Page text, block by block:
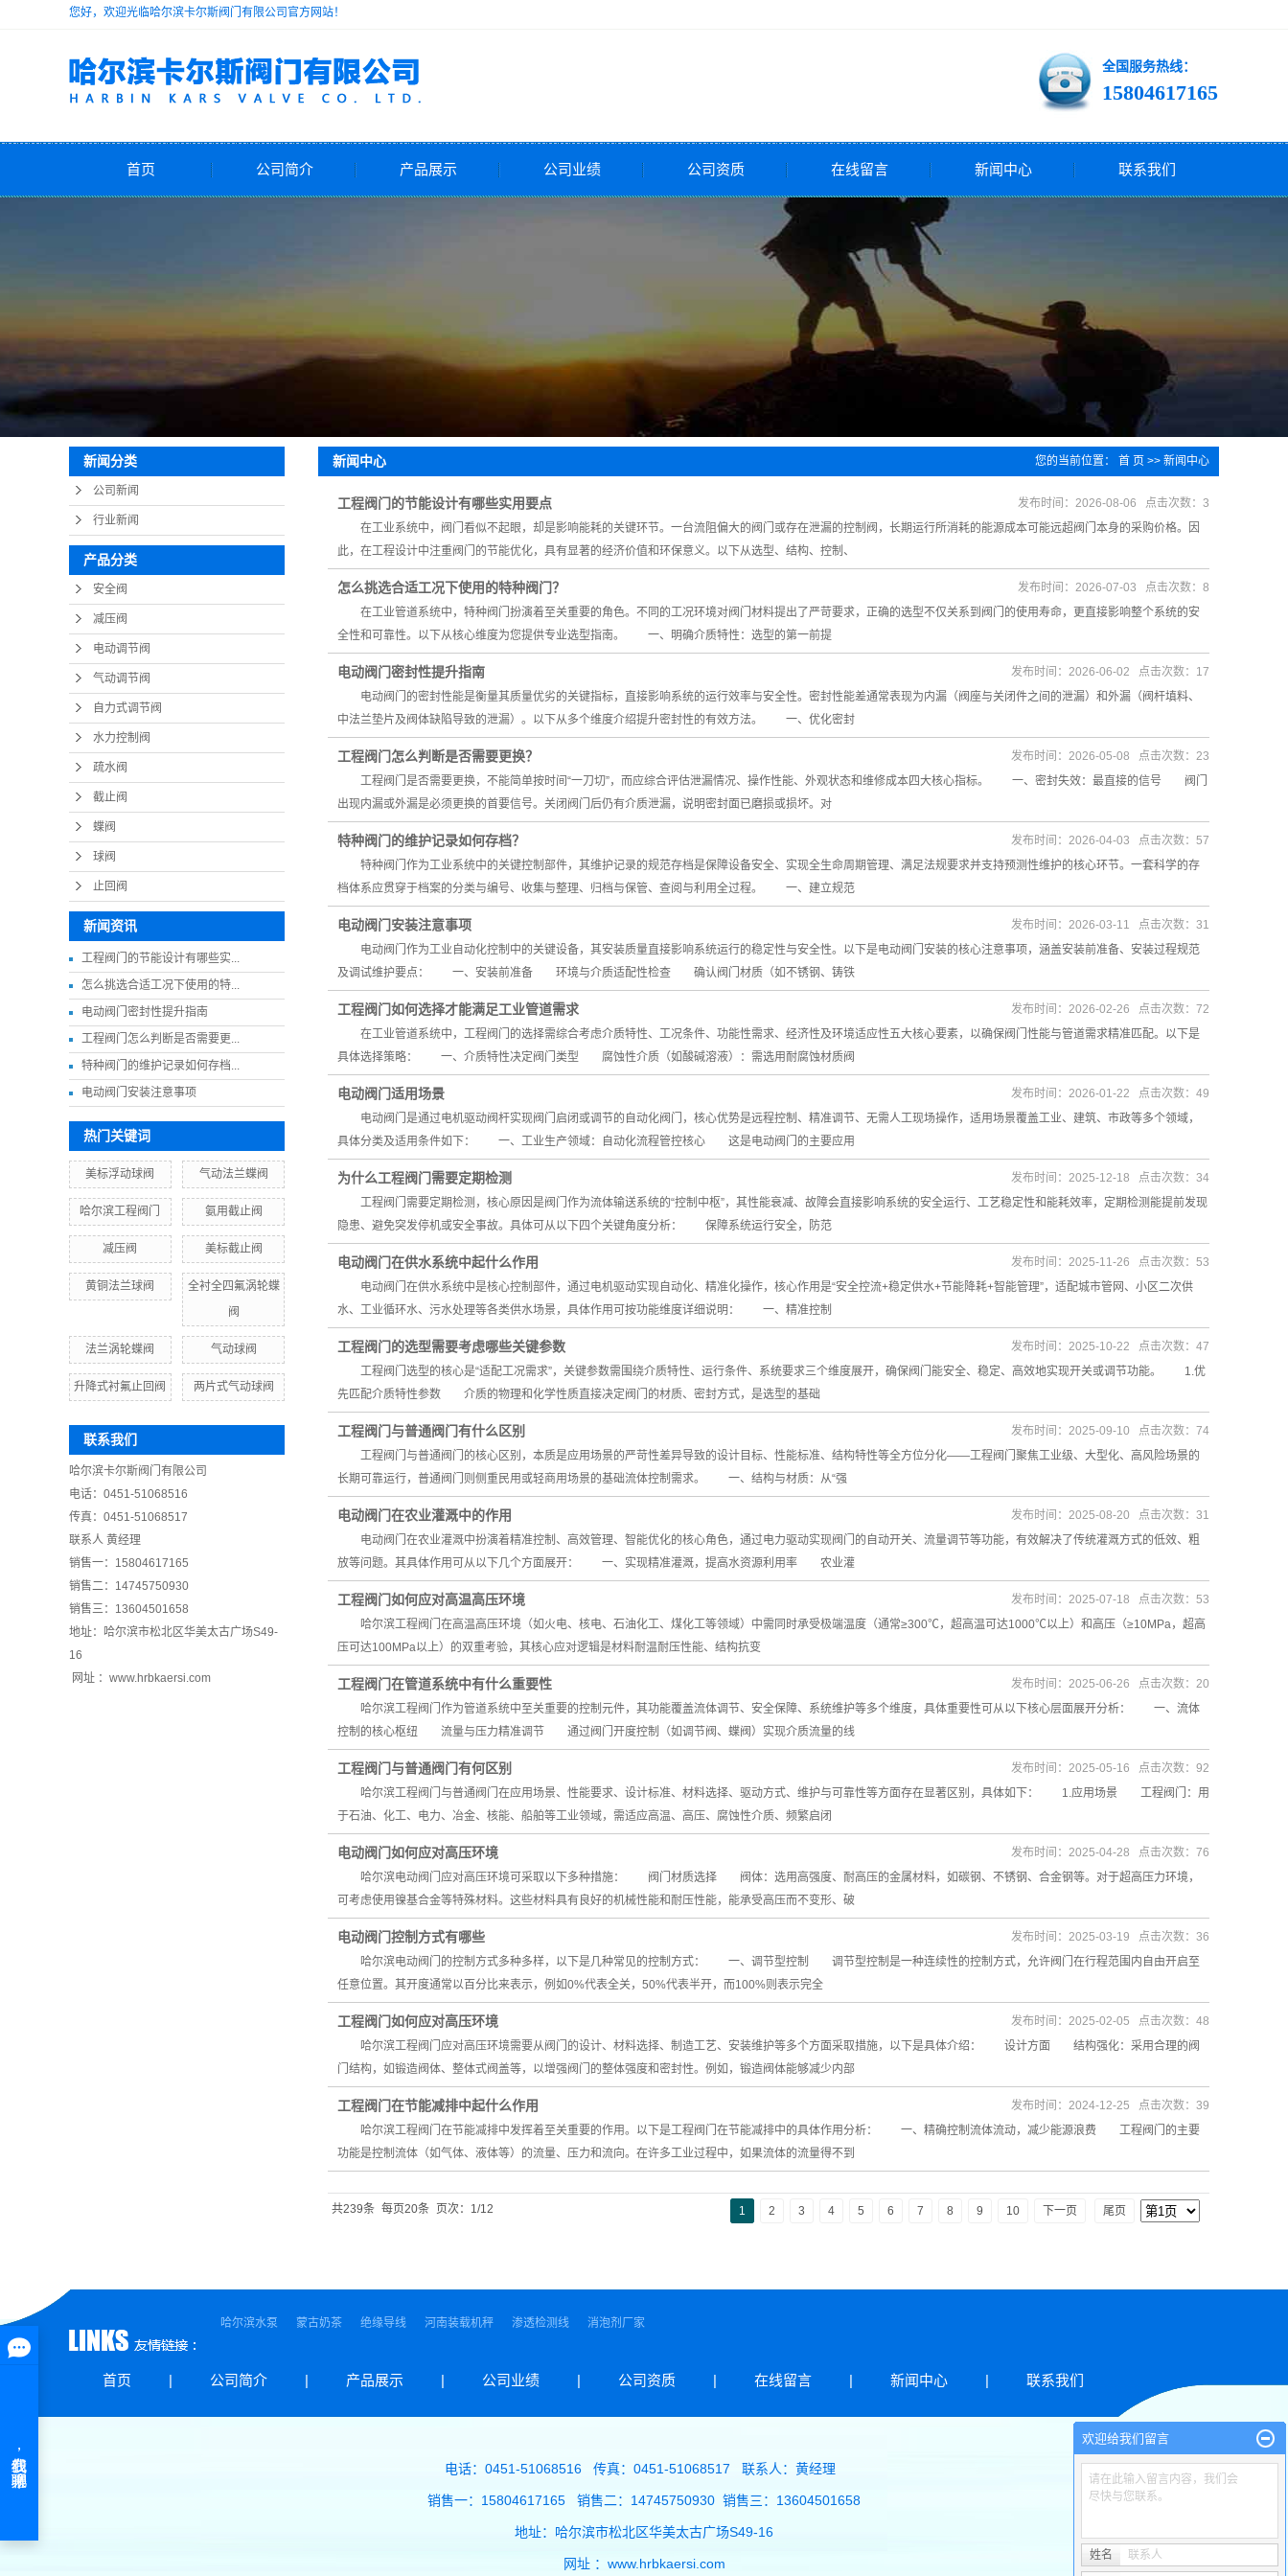
您好，欢迎光临哈尔滨卡尔斯阀门有限公司官方网站！
全国服务热线：
15804617165
首页 公司简介 产品展示
自力式调节阀
疏水阀
蝶阀
球阀
止回阀
公司业绩 公司资质 在线留言 新闻中心 联系我们
新闻分类
公司新闻
行业新闻
产品分类
安全阀
减压阀
电动调节阀
气动调节阀
自力式调节阀
水力控制阀
疏水阀
截止阀
蝶阀
球阀
止回阀
新闻资讯
工程阀门的节能设计有哪些实...
怎么挑选合适工况下使用的特...
电动阀门密封性提升指南
工程阀门怎么判断是否需要更...
特种阀门的维护记录如何存档...
电动阀门安装注意事项
热门关键词
美标浮动球阀 气动法兰蝶阀
哈尔滨工程阀门 氨用截止阀
减压阀 美标截止阀
黄铜法兰球阀
全衬全四氟涡轮蝶
阀
法兰涡轮蝶阀 气动球阀
升降式衬氟止回阀 两片式气动球阀
联系我们
哈尔滨卡尔斯阀门有限公司
电话：0451-51068516
传真：0451-51068517
联系人 黄经理
销售一：15804617165
销售二：14745750930
销售三：13604501658
地址：哈尔滨市松北区华美太古广场S49-
16
网址 ：www.hrbkaersi.com
新闻中心 您的当前位置： 首 页 >> 新闻中心
工程阀门的节能设计有哪些实用要点
在工业系统中，阀门看似不起眼，却是影响能耗的关键环节。一台流阻偏大的阀门或存在泄漏的控制阀，长期运行所消耗的能源成本可能远超阀门本身的采购价格。因
此，在工程设计中注重阀门的节能优化，具有显著的经济价值和环保意义。以下从选型、结构、控制、
发布时间：2026-08-06 点击次数：3
怎么挑选合适工况下使用的特种阀门？
在工业管道系统中，特种阀门扮演着至关重要的角色。不同的工况环境对阀门材料提出了严苛要求，正确的选型不仅关系到阀门的使用寿命，更直接影响整个系统的安
全性和可靠性。以下从核心维度为您提供专业选型指南。 一、明确介质特性：选型的第一前提
发布时间：2026-07-03 点击次数：8
电动阀门密封性提升指南
电动阀门的密封性能是衡量其质量优劣的关键指标，直接影响系统的运行效率与安全性。密封性能差通常表现为内漏（阀座与关闭件之间的泄漏）和外漏（阀杆填料、
中法兰垫片及阀体缺陷导致的泄漏）。以下从多个维度介绍提升密封性的有效方法。 一、优化密封
发布时间：2026-06-02 点击次数：17
工程阀门怎么判断是否需要更换？
工程阀门是否需要更换，不能简单按时间“一刀切”，而应综合评估泄漏情况、操作性能、外观状态和维修成本四大核心指标。 一、密封失效：最直接的信号 阀门
出现内漏或外漏是必须更换的首要信号。关闭阀门后仍有介质泄漏，说明密封面已磨损或损坏。对
发布时间：2026-05-08 点击次数：23
特种阀门的维护记录如何存档？
特种阀门作为工业系统中的关键控制部件，其维护记录的规范存档是保障设备安全、实现全生命周期管理、满足法规要求并支持预测性维护的核心环节。一套科学的存
档体系应贯穿于档案的分类与编号、收集与整理、归档与保管、查阅与利用全过程。 一、建立规范
发布时间：2026-04-03 点击次数：57
电动阀门安装注意事项
电动阀门作为工业自动化控制中的关键设备，其安装质量直接影响系统运行的稳定性与安全性。以下是电动阀门安装的核心注意事项，涵盖安装前准备、安装过程规范
及调试维护要点： 一、安装前准备 环境与介质适配性检查 确认阀门材质（如不锈钢、铸铁
发布时间：2026-03-11 点击次数：31
工程阀门如何选择才能满足工业管道需求
在工业管道系统中，工程阀门的选择需综合考虑介质特性、工况条件、功能性需求、经济性及环境适应性五大核心要素，以确保阀门性能与管道需求精准匹配。以下是
具体选择策略： 一、介质特性决定阀门类型 腐蚀性介质（如酸碱溶液）：需选用耐腐蚀材质阀
发布时间：2026-02-26 点击次数：72
电动阀门适用场景
电动阀门是通过电机驱动阀杆实现阀门启闭或调节的自动化阀门，核心优势是远程控制、精准调节、无需人工现场操作，适用场景覆盖工业、建筑、市政等多个领域，
具体分类及适用条件如下： 一、工业生产领域：自动化流程管控核心 这是电动阀门的主要应用
发布时间：2026-01-22 点击次数：49
为什么工程阀门需要定期检测
工程阀门需要定期检测，核心原因是阀门作为流体输送系统的“控制中枢”，其性能衰减、故障会直接影响系统的安全运行、工艺稳定性和能耗效率，定期检测能提前发现
隐患、避免突发停机或安全事故。具体可从以下四个关键角度分析： 保障系统运行安全，防范
发布时间：2025-12-18 点击次数：34
电动阀门在供水系统中起什么作用
电动阀门在供水系统中是核心控制部件，通过电机驱动实现自动化、精准化操作，核心作用是“安全控流+稳定供水+节能降耗+智能管理”，适配城市管网、小区二次供
水、工业循环水、污水处理等各类供水场景，具体作用可按功能维度详细说明： 一、精准控制
发布时间：2025-11-26 点击次数：53
工程阀门的选型需要考虑哪些关键参数
工程阀门选型的核心是“适配工况需求”，关键参数需围绕介质特性、运行条件、系统要求三个维度展开，确保阀门能安全、稳定、高效地实现开关或调节功能。 1.优
先匹配介质特性参数 介质的物理和化学性质直接决定阀门的材质、密封方式，是选型的基础
发布时间：2025-10-22 点击次数：47
工程阀门与普通阀门有什么区别
工程阀门与普通阀门的核心区别，本质是应用场景的严苛性差异导致的设计目标、性能标准、结构特性等全方位分化——工程阀门聚焦工业级、大型化、高风险场景的
长期可靠运行，普通阀门则侧重民用或轻商用场景的基础流体控制需求。 一、结构与材质：从“强
发布时间：2025-09-10 点击次数：74
电动阀门在农业灌溉中的作用
电动阀门在农业灌溉中扮演着精准控制、高效管理、智能优化的核心角色，通过电力驱动实现阀门的自动开关、流量调节等功能，有效解决了传统灌溉方式的低效、粗
放等问题。其具体作用可从以下几个方面展开： 一、实现精准灌溉，提高水资源利用率 农业灌
发布时间：2025-08-20 点击次数：31
工程阀门如何应对高温高压环境
哈尔滨工程阀门在高温高压环境（如火电、核电、石油化工、煤化工等领域）中需同时承受极端温度（通常≥300℃，超高温可达1000℃以上）和高压（≥10MPa，超高
压可达100MPa以上）的双重考验，其核心应对逻辑是材料耐温耐压性能、结构抗变
发布时间：2025-07-18 点击次数：53
工程阀门在管道系统中有什么重要性
哈尔滨工程阀门作为管道系统中至关重要的控制元件，其功能覆盖流体调节、安全保障、系统维护等多个维度，具体重要性可从以下核心层面展开分析： 一、流体
控制的核心枢纽 流量与压力精准调节 通过阀门开度控制（如调节阀、蝶阀）实现介质流量的线
发布时间：2025-06-26 点击次数：20
工程阀门与普通阀门有何区别
哈尔滨工程阀门与普通阀门在应用场景、性能要求、设计标准、材料选择、驱动方式、维护与可靠性等方面存在显著区别，具体如下： 1.应用场景 工程阀门：用
于石油、化工、电力、冶金、核能、船舶等工业领域，需适应高温、高压、腐蚀性介质、频繁启闭
发布时间：2025-05-16 点击次数：92
电动阀门如何应对高压环境
哈尔滨电动阀门应对高压环境可采取以下多种措施： 阀门材质选择 阀体：选用高强度、耐高压的金属材料，如碳钢、不锈钢、合金钢等。对于超高压力环境，
可考虑使用镍基合金等特殊材料。这些材料具有良好的机械性能和耐压性能，能承受高压而不变形、破
发布时间：2025-04-28 点击次数：76
电动阀门控制方式有哪些
哈尔滨电动阀门的控制方式多种多样，以下是几种常见的控制方式： 一、调节型控制 调节型控制是一种连续性的控制方式，允许阀门在行程范围内自由开启至
任意位置。其开度通常以百分比来表示，例如0%代表全关，50%代表半开，而100%则表示完全
发布时间：2025-03-19 点击次数：36
工程阀门如何应对高压环境
哈尔滨工程阀门应对高压环境需要从阀门的设计、材料选择、制造工艺、安装维护等多个方面采取措施，以下是具体介绍： 设计方面 结构强化：采用合理的阀
门结构，如锻造阀体、整体式阀盖等，以增强阀门的整体强度和密封性。例如，锻造阀体能够减少内部
发布时间：2025-02-05 点击次数：48
工程阀门在节能减排中起什么作用
哈尔滨工程阀门在节能减排中发挥着至关重要的作用。以下是工程阀门在节能减排中的具体作用分析： 一、精确控制流体流动，减少能源浪费 工程阀门的主要
功能是控制流体（如气体、液体等）的流量、压力和流向。在许多工业过程中，如果流体的流量得不到
发布时间：2024-12-25 点击次数：39
共239条 每页20条 页次：1/12 1 2 3 4 5 6 7 8 9 10 下一页 尾页
哈尔滨水泵 蒙古奶茶 绝缘导线 河南装载机秤 渗透检测线 消泡剂厂家
首页 | 公司简介 | 产品展示 | 公司业绩 | 公司资质 | 在线留言 | 新闻中心 | 联系我们
电话：0451-51068516 传真：0451-51068517 联系人：黄经理
销售一：15804617165 销售二：14745750930 销售三：13604501658
地址：哈尔滨市松北区华美太古广场S49-16
网址 ：www.hrbkaersi.com
欢迎给我们留言
请在此输入留言内容，我们会
尽快与您联系。
姓名 联系人